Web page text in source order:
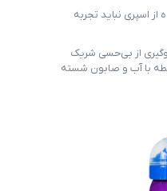
از اسپری نباید تجربه
از بی‌حسی شریک
با آب و صابون شسته